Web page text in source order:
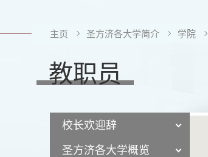
主页 圣方济各大学简介 学院
教职员
校长欢迎辞
圣方济各大学概览